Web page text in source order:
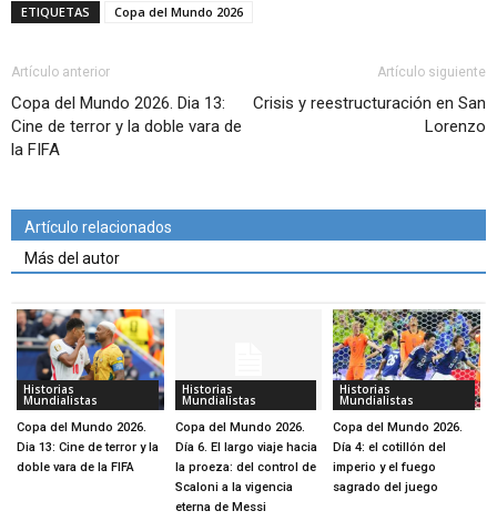
ETIQUETAS Copa del Mundo 2026
Artículo anterior
Copa del Mundo 2026. Dia 13:
Cine de terror y la doble vara de
la FIFA
Artículo siguiente
Crisis y reestructuración en San
Lorenzo
Artículo relacionados
Más del autor
Historias
Mundialistas
Copa del Mundo 2026.
Dia 13: Cine de terror y la
doble vara de la FIFA
Historias
Mundialistas
Copa del Mundo 2026.
Día 6. El largo viaje hacia
la proeza: del control de
Scaloni a la vigencia
eterna de Messi
Historias
Mundialistas
Copa del Mundo 2026.
Día 4: el cotillón del
imperio y el fuego
sagrado del juego